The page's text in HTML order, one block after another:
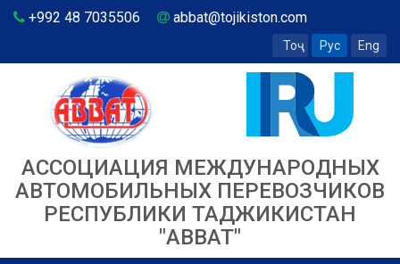
+992 48 7035506 abbat@tojikiston.com
Тоҷ Рус Eng
АССОЦИАЦИЯ МЕЖДУНАРОДНЫХ
АВТОМОБИЛЬНЫХ ПЕРЕВОЗЧИКОВ
РЕСПУБЛИКИ ТАДЖИКИСТАН
"ABBAT"